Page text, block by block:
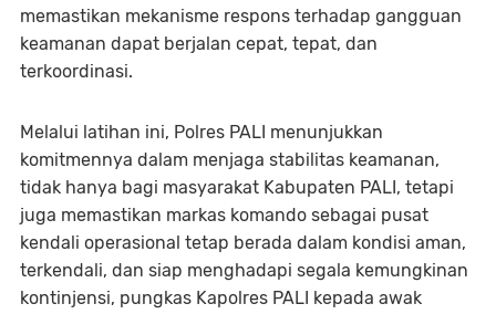
memastikan mekanisme respons terhadap gangguan
keamanan dapat berjalan cepat, tepat, dan
terkoordinasi.
Melalui latihan ini, Polres PALI menunjukkan
komitmennya dalam menjaga stabilitas keamanan,
tidak hanya bagi masyarakat Kabupaten PALI, tetapi
juga memastikan markas komando sebagai pusat
kendali operasional tetap berada dalam kondisi aman,
terkendali, dan siap menghadapi segala kemungkinan
kontinjensi, pungkas Kapolres PALI kepada awak